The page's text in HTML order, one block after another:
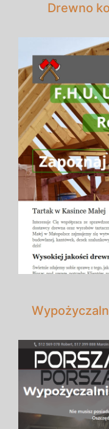
Drewno